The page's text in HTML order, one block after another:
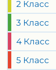
2 Класс
3 Класс
4 Класс
5 Класс